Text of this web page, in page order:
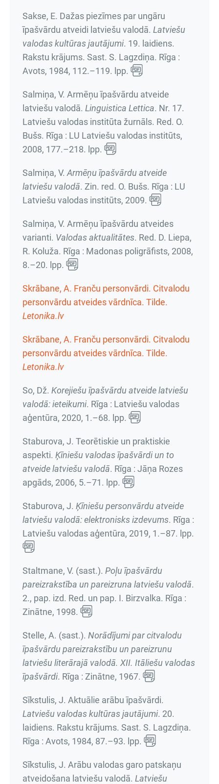
Sakse, E. Dažas piezīmes par ungāru
īpašvārdu atveidi latviešu valodā. Latviešu
valodas kultūras jautājumi. 19. laidiens.
Rakstu krājums. Sast. S. Lagzdiņa. Rīga :
Avots, 1984, 112.–119. lpp.
Salmiņa, V. Armēņu īpašvārdu atveide
latviešu valodā. Linguistica Lettica. Nr. 17.
Latviešu valodas institūta žurnāls. Red. O.
Bušs. Rīga : LU Latviešu valodas institūts,
2008, 177.–218. lpp.
Salmiņa, V. Armēņu īpašvārdu atveide
latviešu valodā. Zin. red. O. Bušs. Rīga : LU
Latviešu valodas institūts, 2009.
Salmiņa, V. Armēņu īpašvārdu atveides
varianti. Valodas aktualitātes. Red. D. Liepa,
R. Koluža. Rīga : Madonas poligrāfists, 2008,
8.–20. lpp.
Skrābane, A. Franču personvārdi. Citvalodu
personvārdu atveides vārdnīca. Tilde.
Letonika.lv
Skrābane, A. Franču personvārdi. Citvalodu
personvārdu atveides vārdnīca. Tilde.
Letonika.lv
So, Dž. Korejiešu īpašvārdu atveide latviešu
valodā: ieteikumi. Rīga : Latviešu valodas
aģentūra, 2020, 1.–68. lpp.
Staburova, J. Teorētiskie un praktiskie
aspekti. Ķīniešu valodas īpašvārdi un to
atveide latviešu valodā. Rīga : Jāņa Rozes
apgāds, 2006, 5.–71. lpp.
Staburova, J. Ķīniešu personvārdu atveide
latviešu valodā: elektronisks izdevums. Rīga :
Latviešu valodas aģentūra, 2019, 1.–87. lpp.
Staltmane, V. (sast.). Poļu īpašvārdu
pareizrakstība un pareizruna latviešu valodā.
2., pap. izd. Red. un pap. I. Birzvalka. Rīga :
Zinātne, 1998.
Stelle, A. (sast.). Norādījumi par citvalodu
īpašvārdu pareizrakstību un pareizrunu
latviešu literārajā valodā. XII. Itāliešu valodas
īpašvārdi. Rīga : Zinātne, 1967.
Sīkstulis, J. Aktuālie arābu īpašvārdi.
Latviešu valodas kultūras jautājumi. 20.
laidiens. Rakstu krājums. Sast. S. Lagzdiņa.
Rīga : Avots, 1984, 87.–93. lpp.
Sīkstulis, J. Arābu valodas garo patskaņu
atveidošana latviešu valodā. Latviešu